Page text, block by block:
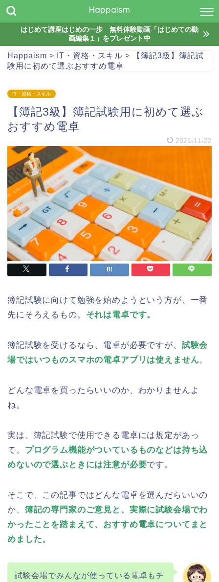
Happaism
はじめて講座はじめの一歩 無料体験動画「はじめての動
画編集１」をプレゼント中
Happaism > IT・資格・スキル >
【簿記3級】簿記試
験用に初めて選ぶおすすめ電卓
IT・資格・スキル
【簿記3級】簿記試験用に初めて選ぶ
おすすめ電卓
2021-11-22
簿記試験に向けて勉強を始めようという方が、一番
先にそろえるもの。 それは電卓です。
簿記試験を受けるなら、電卓が必要ですが、 試験会
場ではいつものスマホの電卓アプリは使えません。
どんな電卓を買ったらいいのか、わかりませんよ
ね。
実は、簿記試験で使用できる電卓には規定があっ
て、 プログラム機能がついているものなどは持ち込
めないので選ぶときには注意が必要です。
そこで、この記事ではどんな電卓を選んだらいいの
か、 簿記の専門家のご意見と、実際に試験会場でわ
かったことを踏まえて、おすすめ電卓についてまと
めました。
試験会場でみんなが使っている電卓もチ